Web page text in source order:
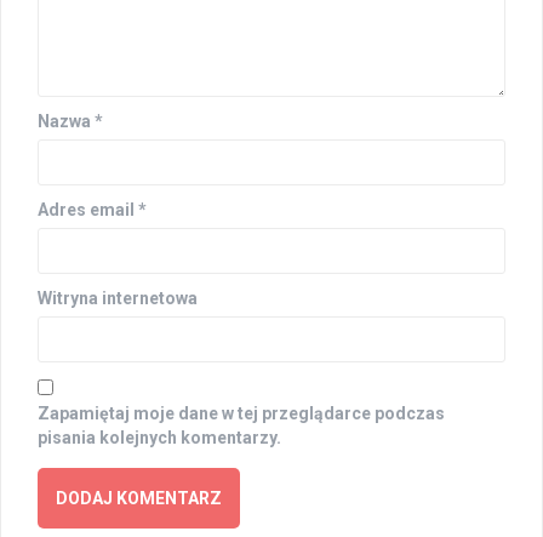
Nazwa *
Adres email *
Witryna internetowa
Zapamiętaj moje dane w tej przeglądarce podczas
pisania kolejnych komentarzy.